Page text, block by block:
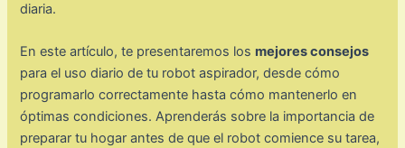
diaria.
En este artículo, te presentaremos los mejores consejos
para el uso diario de tu robot aspirador, desde cómo
programarlo correctamente hasta cómo mantenerlo en
óptimas condiciones. Aprenderás sobre la importancia de
preparar tu hogar antes de que el robot comience su tarea,